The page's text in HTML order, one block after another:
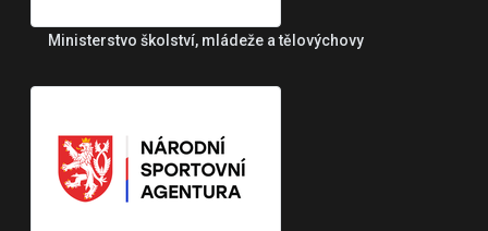
Ministerstvo školství, mládeže a tělovýchovy